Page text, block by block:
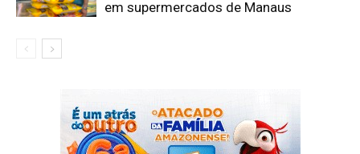
em supermercados de Manaus